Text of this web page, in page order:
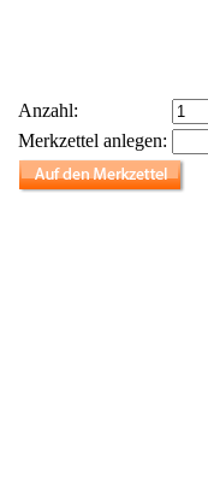
Anzahl:
Merkzettel anlegen: